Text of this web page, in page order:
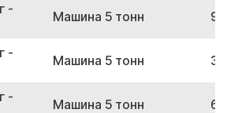
-
Машина 5 тонн
-
Машина 5 тонн
-
Машина 5 тонн